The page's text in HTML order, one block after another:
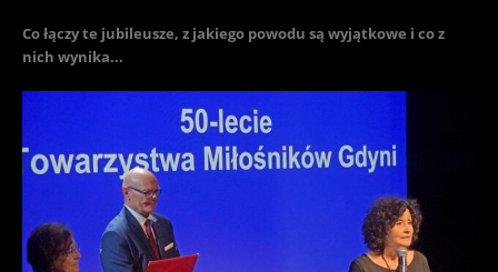
Co łączy te jubileusze, z jakiego powodu są wyjątkowe i co z
nich wynika...